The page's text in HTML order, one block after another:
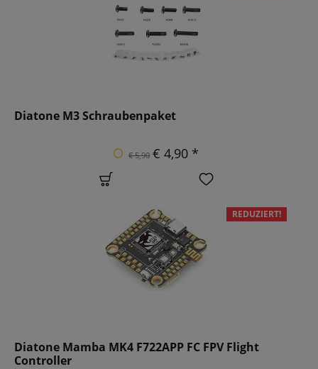
Diatone M3 Schraubenpaket
€ 5,90 € 4,90 *
REDUZIERT!
Diatone Mamba MK4 F722APP FC FPV Flight
Controller